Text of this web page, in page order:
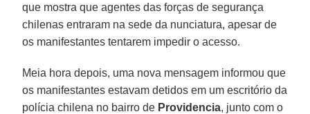
que mostra que agentes das forças de segurança
chilenas entraram na sede da nunciatura, apesar de
os manifestantes tentarem impedir o acesso.
Meia hora depois, uma nova mensagem informou que
os manifestantes estavam detidos em um escritório da
polícia chilena no bairro de Providencia, junto com o